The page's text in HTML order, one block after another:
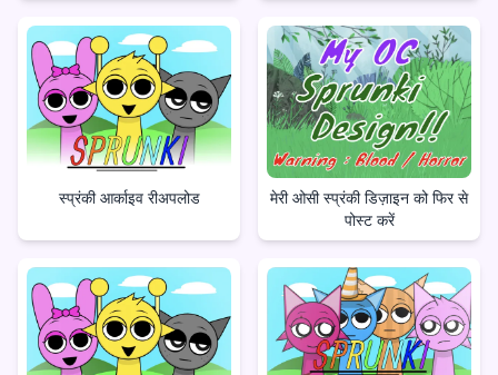
स्प्रंकी आर्काइव रीअपलोड
मेरी ओसी स्प्रंकी डिज़ाइन को फिर से
पोस्ट करें